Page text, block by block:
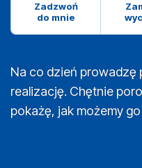
Zadzwoń
do mnie
Na co dzień prowadzę
realizację. Chętnie
pokażę, jak możemy